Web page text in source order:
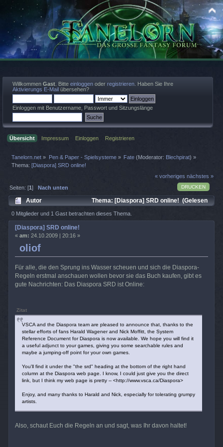
Willkommen Gast . Bitte einloggen oder registrieren . Haben Sie Ihre
Aktivierungs E-Mail übersehen?
Einloggen mit Benutzername, Passwort und Sitzungslänge
Übersicht Impressum Einloggen Registrieren
Tanelorn.net » Pen & Paper - Spielsysteme» Fate (Moderator: Blechpirat) »
Thema:[Diaspora] SRD online!
« vorheriges nächstes »
DRUCKEN
Seiten: [1]Nach unten
Autor
Thema: [Diaspora] SRD online! (Gelesen
2879 mal)
0 Mitglieder und 1 Gast betrachten dieses Thema.
oliof
[Diaspora] SRD online!
« am: 24.10.2009 | 20:16 »
Für alle, die den Sprung ins Wasser scheuen und sich die Diaspora-
Regeln erstmal anschauen wollen bevor sie das Buch kaufen, gibt es
gute Nachrichten: Das Diaspora SRD ist Online:
Zitat
VSCA and the Diaspora team are pleased to announce that, thanks to the
stellar efforts of fans Harald Wagener and Nick Moffitt, the System
Reference Document for Diaspora is now available. We hope you will find it
a useful adjunct to your games, giving you some searchable rules and
maybe a jumping-off point for your own games.
You'll find it under the "the srd" heading at the bottom of the right hand
column at the Diaspora web page. I know, I could just give you the direct
link, but I think my web page is pretty -- <http://www.vsca.ca/Diaspora>
Enjoy, and many thanks to Harald and Nick, especially for tolerating grumpy
artists.
Also, schaut Euch die Regeln an und sagt, was Ihr davon haltet!